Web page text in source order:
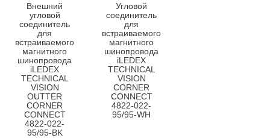
Внешний
угловой
соединитель
для
встраиваемого
магнитного
шинопровода
iLEDEX
TECHNICAL
VISION
OUTTER
CORNER
CONNECT
4822-022-
95/95-BK
Угловой
соединитель
для
встраиваемого
магнитного
шинопровода
iLEDEX
TECHNICAL
VISION
CORNER
CONNECT
4822-022-
95/95-WH